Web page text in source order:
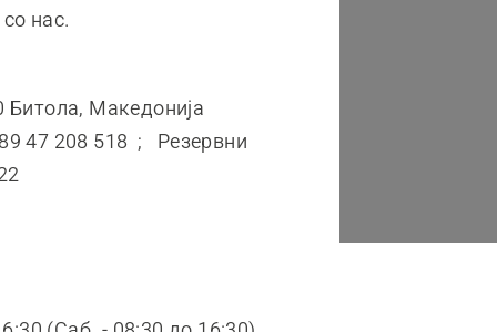
нас.
Битола, Македонија
47 208 518 ; Резервни